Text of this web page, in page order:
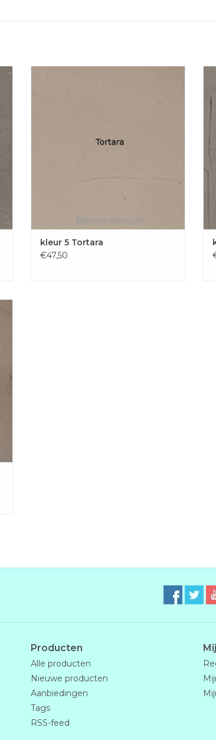
de coating om eea waterdicht te maken!
kleur 5 Tortara
€47,50
Producten
Alle producten
Nieuwe producten
Aanbiedingen
Tags
RSS-feed